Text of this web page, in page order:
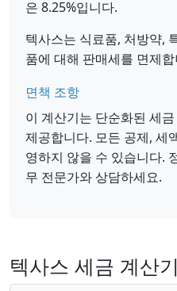
은 8.25%입니다.
텍사스는 식료품, 처방약,
품에 대해 판매세를 면제
면책 조항
이 계산기는 단순화된 세
제공합니다. 모든 공제, 세
영하지 않을 수 있습니다.
무 전문가와 상담하세요.
텍사스 세금 계산